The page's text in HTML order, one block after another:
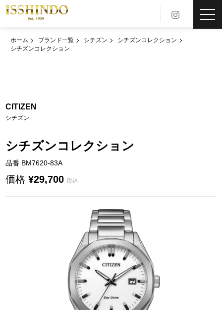
ホーム ブランド一覧 シチズン
シチズンコレクション
シチズンコレクション
CITIZEN
シチズン
シチズンコレクション
品番 BM7620-83A
価格¥29,700